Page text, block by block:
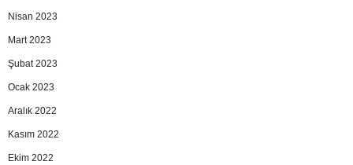
Nisan 2023
Mart 2023
Şubat 2023
Ocak 2023
Aralık 2022
Kasım 2022
Ekim 2022